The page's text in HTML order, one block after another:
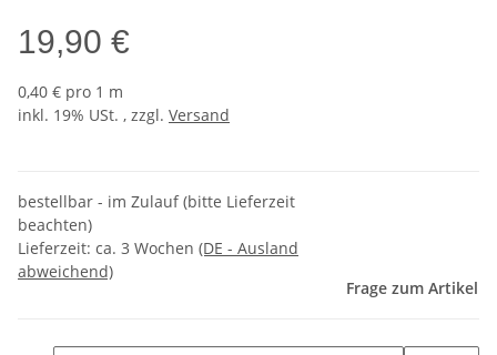
19,90 €
0,40 € pro 1 m
inkl. 19% USt. , zzgl. Versand
bestellbar - im Zulauf (bitte Lieferzeit
beachten)
Lieferzeit: ca. 3 Wochen (DE - Ausland
abweichend)
Frage zum Artikel